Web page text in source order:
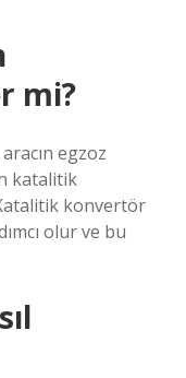
mi?
egzoz
katalitik
konvertör
olur ve bu